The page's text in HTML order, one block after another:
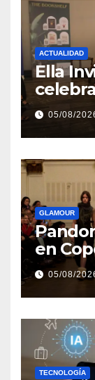
ACTUALIDAD
Ella
05/08/
GLAMOUR
en
través
05/08/
TECNOLOGÍA